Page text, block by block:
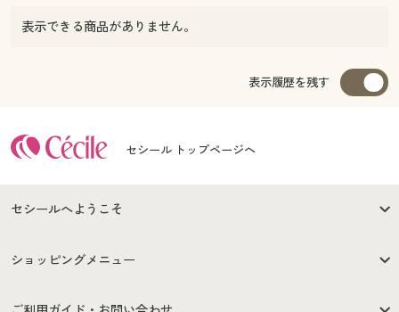
表示できる商品がありません。
表示履歴を残す
セシール トップページへ
セシールへようこそ
はじめての方へ
セシールご利用規約
ショッピングメニュー
商品カテゴリ